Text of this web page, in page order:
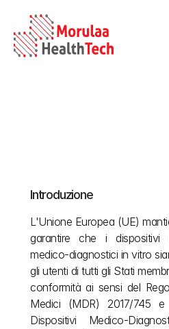
Introduzione
L'Unione Europea (UE)
garantire che i dispositivi
medico-diagnostici in vitro
gli utenti di tutti gli Stati
conformità ai sensi del
Medici (MDR) 2017/745
Dispositivi Medico-